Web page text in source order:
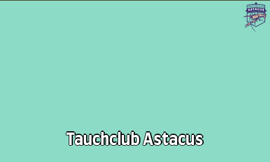
Tauchclub Astacus